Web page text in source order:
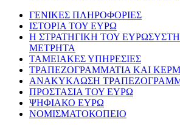
ΓΕΝΙΚΕΣ ΠΛΗΡΟΦΟΡΙΕΣ
ΙΣΤΟΡΙΑ ΤΟΥ ΕΥΡΩ
Η ΣΤΡΑΤΗΓΙΚΗ ΤΟΥ
ΜΕΤΡΗΤΑ
ΤΑΜΕΙΑΚΕΣ ΥΠΗΡΕΣΙΕΣ
ΤΡΑΠΕΖΟΓΡΑΜΜΑΤΙΑ ΚΑΙ
ΑΝΑΚΥΚΛΩΣΗ
ΠΡΟΣΤΑΣΙΑ ΤΟΥ ΕΥΡΩ
ΨΗΦΙΑΚΟ ΕΥΡΩ
ΝΟΜΙΣΜΑΤΟΚΟΠΕΙΟ